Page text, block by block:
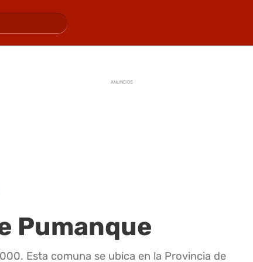
ANUNCIOS
Pumanque
Esta comuna se ubica en la Provincia de